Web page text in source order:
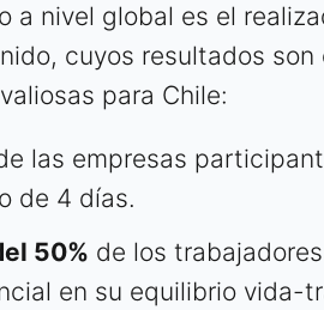
a nivel global es el
cuyos resultados
para Chile:
las empresas
de 4 días.
50% de los
en su equilibrio vida-